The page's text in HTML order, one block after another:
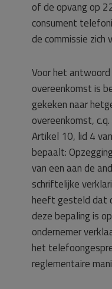
of de opvang op
consument
de commissie zich
Voor het
overeenkomst is
gekeken naar
overeenkomst,
Artikel 10, lid 4
bepaalt:
van een aan de
schriftelijke
heeft gesteld dat
deze bepaling is
ondernemer
het
reglementaire